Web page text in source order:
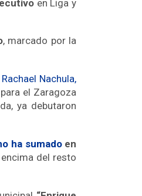
en Liga y
, marcado por la
Rachael Nachula,
el Zaragoza
ya debutaron
ha sumadoen
del resto